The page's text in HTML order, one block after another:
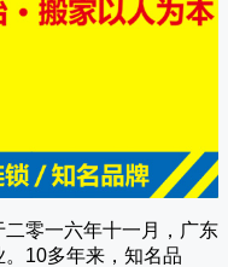
二零一六年十一月，广东
10多年来，知名品